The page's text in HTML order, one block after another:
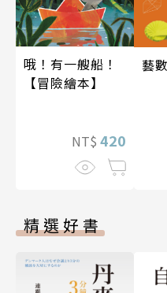
哦！有一艘船！
【冒險繪本】
NT$ 420
藝
精選好書